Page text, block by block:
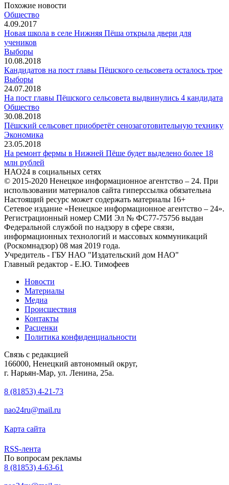
Похожие новости
Общество
4.09.2017
Новая школа в селе Нижняя Пёша открыла двери для
учеников
Выборы
10.08.2018
Кандидатов на пост главы Пёшского сельсовета осталось трое
Выборы
24.07.2018
На пост главы Пёшского сельсовета выдвинулись 4 кандидата
Общество
30.08.2018
Пёшский сельсовет приобретёт сенозаготовительную технику
Экономика
23.05.2018
На ремонт фермы в Нижней Пёше будет выделено более 18
млн рублей
НАО24 в социальных сетях
© 2015-2020 Ненецкое информационное агентство – 24. При
использовании материалов сайта гиперссылка обязательна
Настоящий ресурс может содержать материалы 16+
Сетевое издание «Ненецкое информационное агентство – 24».
Регистрационный номер СМИ Эл № ФС77-75756 выдан
Федеральной службой по надзору в сфере связи,
информационных технологий и массовых коммуникаций
(Роскомнадзор) 08 мая 2019 года.
Учредитель - ГБУ НАО "Издательский дом НАО"
Главный редактор - Е.Ю. Тимофеев
Новости
Материалы
Медиа
Происшествия
Контакты
Расценки
Политика конфиденциальности
Связь с редакцией
166000, Ненецкий автономный округ,
г. Нарьян-Мар, ул. Ленина, 25а.
8 (81853) 4-21-73
nao24ru@mail.ru
Карта сайта
RSS-лента
По вопросам рекламы
8 (81853) 4-63-61